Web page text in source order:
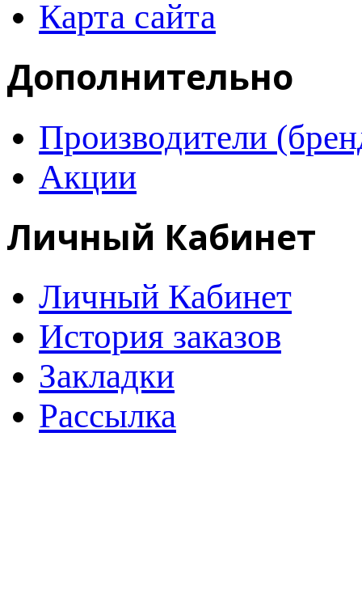
Карта сайта
Дополнительно
Производители
Акции
Личный Кабинет
Личный Кабинет
История заказов
Закладки
Рассылка